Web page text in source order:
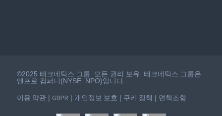
©2025 테크네틱스 그룹. 모든 권리 보유. 테크네틱스 그룹은
엔프로 컴퍼니(NYSE: NPO)입니다.
이용 약관| GDPR | 개인정보 보호 | 쿠키 정책 | 면책조항